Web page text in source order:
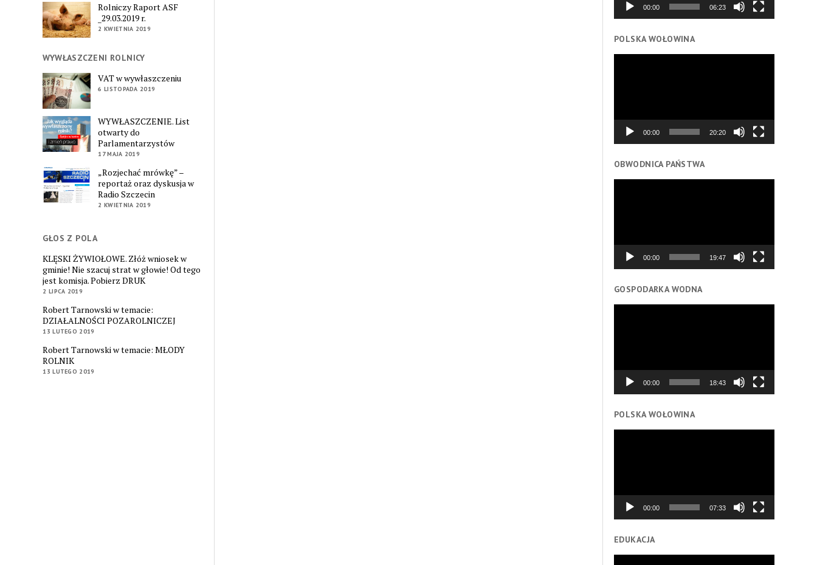
Rolniczy Raport ASF
_29.03.2019 r.
2 KWIETNIA 2019
WYWŁASZCZENI ROLNICY
VAT w wywłaszczeniu
6 LISTOPADA 2019
WYWŁASZCZENIE. List
otwarty do
Parlamentarzystów
17 MAJA 2019
„Rozjechać mrówkę” –
reportaż oraz dyskusja w
Radio Szczecin
2 KWIETNIA 2019
GŁOS Z POLA
KLĘSKI ŻYWIOŁOWE. Złóż wniosek w
gminie! Nie szacuj strat w głowie! Od tego
jest komisja. Pobierz DRUK
2 LIPCA 2019
Robert Tarnowski w temacie:
DZIAŁALNOŚCI POZAROLNICZEJ
13 LUTEGO 2019
Robert Tarnowski w temacie: MŁODY
ROLNIK
13 LUTEGO 2019
00:00 06:23
POLSKA WOŁOWINA
00:00 20:20
OBWODNICA PAŃSTWA
00:00 19:47
GOSPODARKA WODNA
00:00 18:43
POLSKA WOŁOWINA
00:00 07:33
EDUKACJA